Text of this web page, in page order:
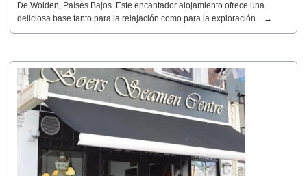
De Wolden, Países Bajos. Este encantador alojamiento ofrece una
deliciosa base tanto para la relajación como para la exploración... →